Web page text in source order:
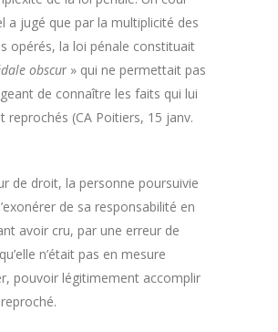
a jugé que par la multiplicité des
opérés, la loi pénale constituait
obscur » qui ne permettait pas
de connaître les faits qui lui
reprochés (CA Poitiers, 15 janv.
de droit, la personne poursuivie
de sa responsabilité en
avoir cru, par une erreur de
n’était pas en mesure
pouvoir légitimement accomplir